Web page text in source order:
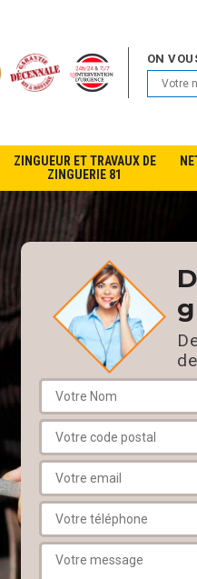
ON
ZINGUEUR ET TRAVAUX DE
ZINGUERIE 81